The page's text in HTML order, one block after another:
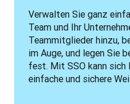
Verwalten Sie ganz
Team und Ihr
Teammitglieder hinzu,
im Auge, und legen Sie
fest. Mit SSO kann sich
einfache und sichere